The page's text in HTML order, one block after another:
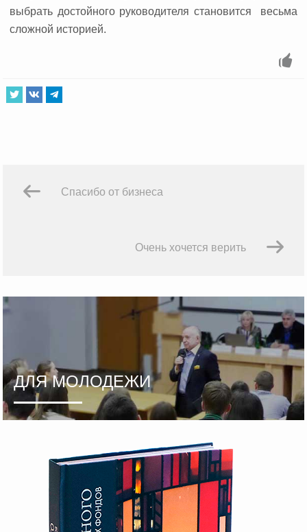
выбрать достойного руководителя становится
весьма
сложной историей.
Спасибо от бизнеса
Очень хочется верить
ДЛЯ МОЛОДЕЖИ